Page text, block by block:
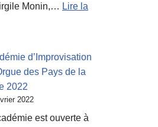
Monin,… Lire la
d’Improvisation
des Pays de la
2022
2022
est ouverte à